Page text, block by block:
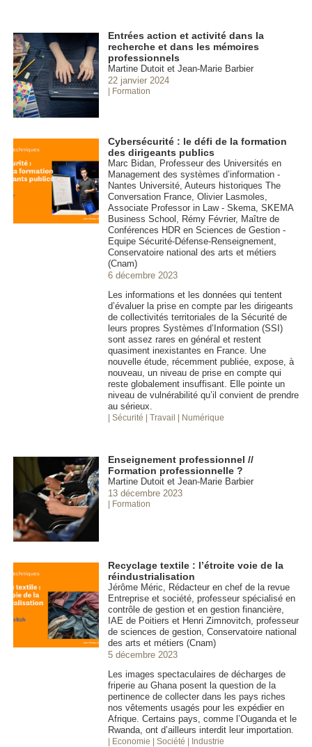
Entrées action et activité dans la
recherche et dans les mémoires
professionnels
Martine Dutoit et Jean-Marie Barbier
22 janvier 2024
| Formation
Cybersécurité : le défi de la formation
des dirigeants publics
Marc Bidan, Professeur des Universités en
Management des systèmes d’information -
Nantes Université, Auteurs historiques The
Conversation France, Olivier Lasmoles,
Associate Professor in Law - Skema, SKEMA
Business School, Rémy Février, Maître de
Conférences HDR en Sciences de Gestion -
Equipe Sécurité-Défense-Renseignement,
Conservatoire national des arts et métiers
(Cnam)
6 décembre 2023
Les informations et les données qui tentent
d’évaluer la prise en compte par les dirigeants
de collectivités territoriales de la Sécurité de
leurs propres Systèmes d’Information (SSI)
sont assez rares en général et restent
quasiment inexistantes en France. Une
nouvelle étude, récemment publiée, expose, à
nouveau, un niveau de prise en compte qui
reste globalement insuffisant. Elle pointe un
niveau de vulnérabilité qu’il convient de prendre
au sérieux.
| Sécurité | Travail | Numérique
Enseignement professionnel //
Formation professionnelle ?
Martine Dutoit et Jean-Marie Barbier
13 décembre 2023
| Formation
Recyclage textile : l’étroite voie de la
réindustrialisation
Jérôme Méric, Rédacteur en chef de la revue
Entreprise et société, professeur spécialisé en
contrôle de gestion et en gestion financière,
IAE de Poitiers et Henri Zimnovitch, professeur
de sciences de gestion, Conservatoire national
des arts et métiers (Cnam)
5 décembre 2023
Les images spectaculaires de décharges de
friperie au Ghana posent la question de la
pertinence de collecter dans les pays riches
nos vêtements usagés pour les expédier en
Afrique. Certains pays, comme l’Ouganda et le
Rwanda, ont d’ailleurs interdit leur importation.
| Economie | Société | Industrie